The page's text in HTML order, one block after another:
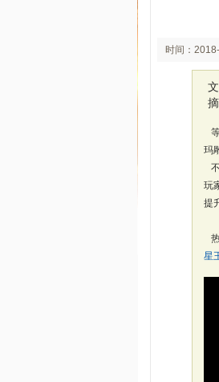
时间：
玛
玩
提
星